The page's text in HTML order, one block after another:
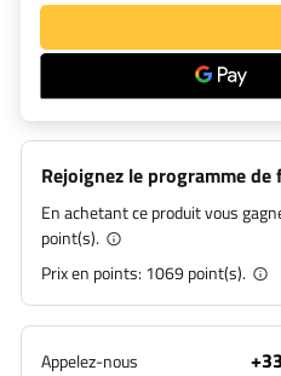
Rejoignez le programme
En achetant ce produit vous
point(s).
Prix en points: 1069point(s).
Appelez-nous